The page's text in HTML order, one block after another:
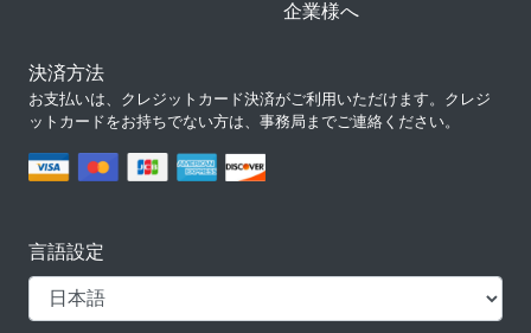
企業様へ
決済方法
お支払いは、クレジットカード決済がご利用いただけます。クレジ
ットカードをお持ちでない方は、事務局までご連絡ください。
言語設定